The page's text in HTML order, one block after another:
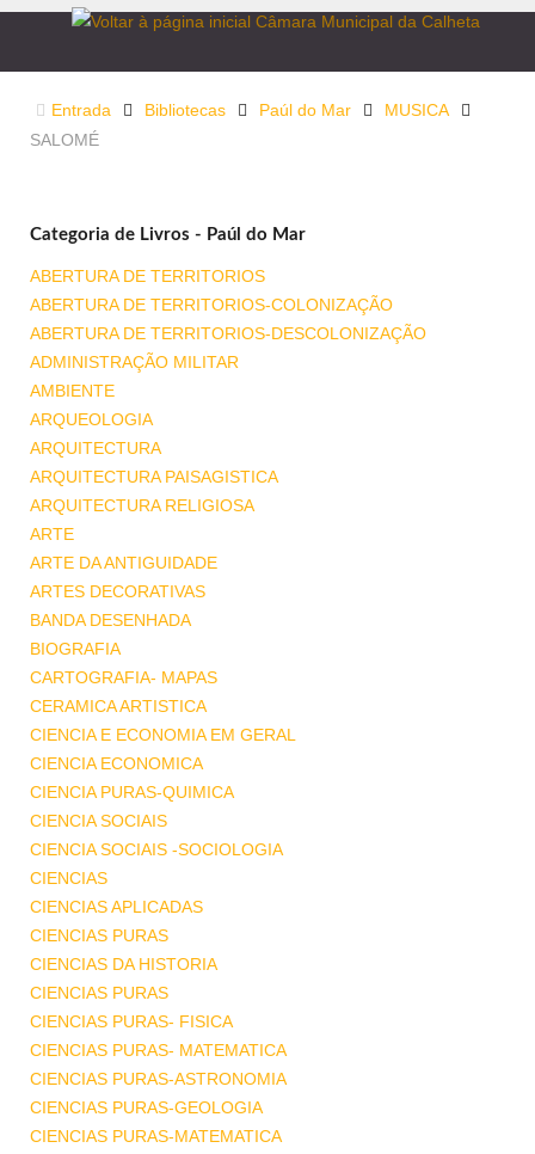
Entrada Bibliotecas Paúl do Mar
MUSICA
SALOMÉ
Categoria de Livros - Paúl do Mar
ABERTURA DE TERRITORIOS
ABERTURA DE TERRITORIOS-COLONIZAÇÃO
ABERTURA DE TERRITORIOS-DESCOLONIZAÇÃO
ADMINISTRAÇÃO MILITAR
AMBIENTE
ARQUEOLOGIA
ARQUITECTURA
ARQUITECTURA PAISAGISTICA
ARQUITECTURA RELIGIOSA
ARTE
ARTE DA ANTIGUIDADE
ARTES DECORATIVAS
BANDA DESENHADA
BIOGRAFIA
CARTOGRAFIA- MAPAS
CERAMICA ARTISTICA
CIENCIA E ECONOMIA EM GERAL
CIENCIA ECONOMICA
CIENCIA PURAS-QUIMICA
CIENCIA SOCIAIS
CIENCIA SOCIAIS -SOCIOLOGIA
CIENCIAS
CIENCIAS APLICADAS
CIENCIAS PURAS
CIENCIAS DA HISTORIA
CIENCIAS PURAS
CIENCIAS PURAS- FISICA
CIENCIAS PURAS- MATEMATICA
CIENCIAS PURAS-ASTRONOMIA
CIENCIAS PURAS-GEOLOGIA
CIENCIAS PURAS-MATEMATICA